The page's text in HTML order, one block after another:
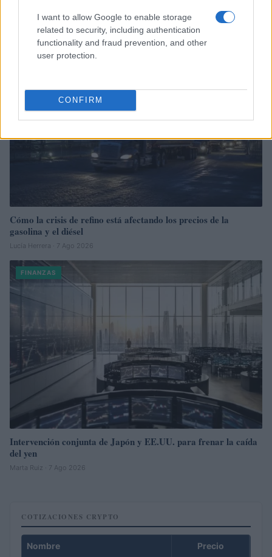
I want to allow Google to enable storage
related to security, including authentication
functionality and fraud prevention, and other
user protection.
CONFIRM
Identifica y elimina suscripciones, fees y compras impulsivas
Cómo la crisis de refino está afectando los precios de la
gasolina y el diésel
Lucía Herrera · 7 Ago 2026
FINANZAS
Intervención conjunta de Japón y EE.UU. para frenar la caída
del yen
Marta Ruiz · 7 Ago 2026
COTIZACIONES CRYPTO
Nombre Precio